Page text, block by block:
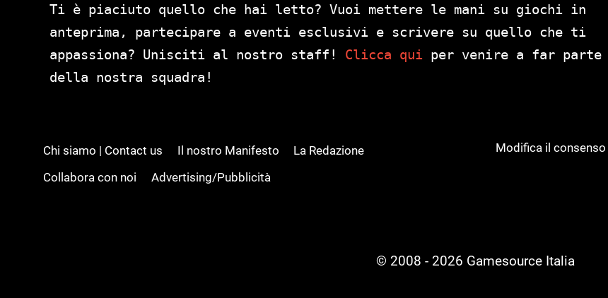
Ti è piaciuto quello che hai letto? Vuoi mettere le mani su giochi in
anteprima, partecipare a eventi esclusivi e scrivere su quello che ti
appassiona? Unisciti al nostro staff! Clicca qui per venire a far parte
della nostra squadra!
Chi siamo | Contact us Il nostro Manifesto
La Redazione
Collabora con noi
Advertising/Pubblicità
Modifica il consenso
© 2008 - 2026 Gamesource Italia